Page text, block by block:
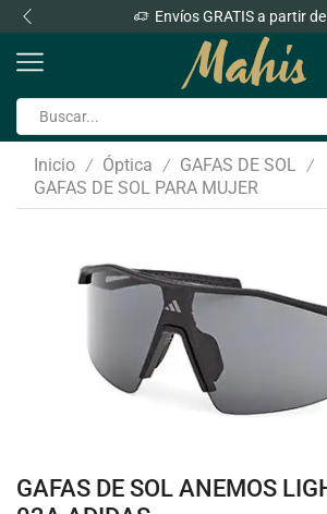
Envíos GRATIS a partir
Inicio / Óptica / GAFAS DE SOL /
GAFAS DE SOL PARA MUJER
GAFAS DE SOL ANEMOS